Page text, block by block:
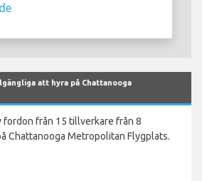
att hyra på Chattanooga
fordon från 15 tillverkare från 8
Chattanooga Metropolitan Flygplats.